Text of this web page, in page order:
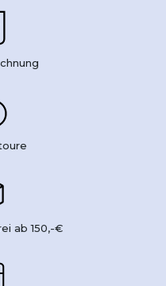
ab 150,-€